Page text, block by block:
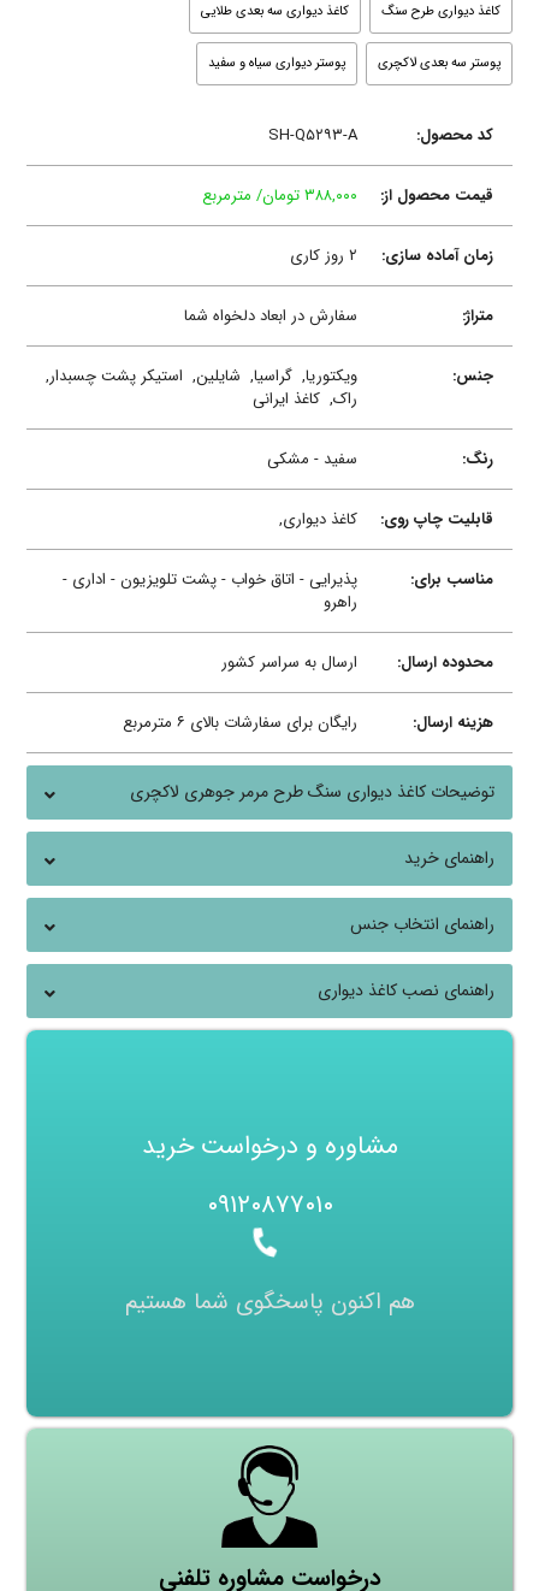
کاغذ دیواری طرح سنگ کاغذ دیواری سه بعدی طلایی
پوستر سه بعدی لاکچری پوستر دیواری سیاه و سفید
کد محصول: SH-Q۵۲۹۳-A
قیمت محصول از: ۳۸۸,۰۰۰ تومان/ مترمربع
زمان آماده سازی: ۲ روز کاری
متراژ: سفارش در ابعاد دلخواه شما
جنس: ویکتوریا,گراسیا, شایلین, استیکر پشت چسبدار,
راک,کاغذ ایرانی
رنگ: سفید - مشکی
قابلیت چاپ روی: کاغذ دیواری,
مناسب برای:
پذیرایی - اتاق خواب - پشت تلویزیون - اداری -
راهرو
محدوده ارسال: ارسال به سراسر کشور
هزینه ارسال: رایگان برای سفارشات بالای ۶ مترمربع
توضیحات کاغذ دیواری سنگ طرح مرمر جوهری لاکچری
راهنمای خرید
راهنمای انتخاب جنس
راهنمای نصب کاغذ دیواری
مشاوره و درخواست خرید
۰۹۱۲۰۸۷۷۰۱۰
هم اکنون پاسخگوی شما هستیم
درخواست مشاوره تلفنی